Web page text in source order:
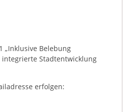
„Inklusive Belebung
integrierte Stadtentwicklung
erfolgen: